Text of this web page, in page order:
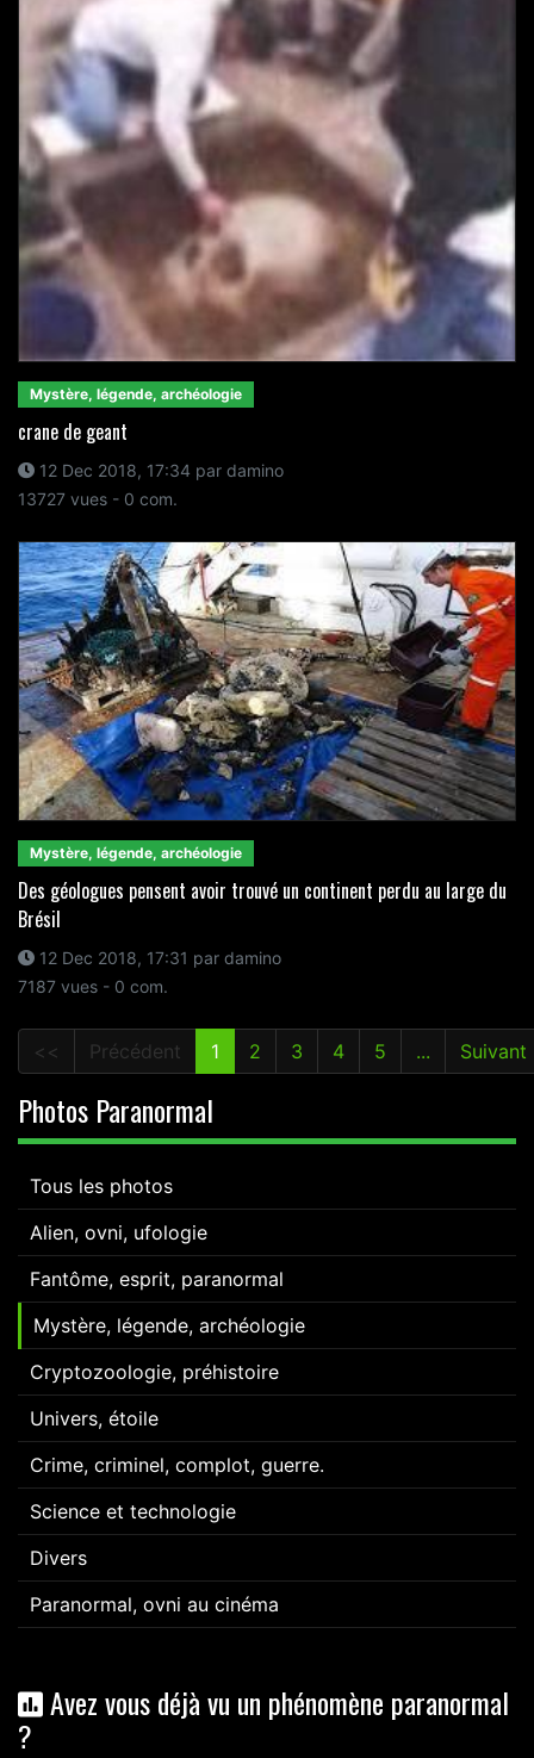
Mystère, légende, archéologie
crane de geant
12 Dec 2018, 17:34 par damino
13727 vues - 0 com.
Mystère, légende, archéologie
Des géologues pensent avoir trouvé un continent perdu au large du
Brésil
12 Dec 2018, 17:31 par damino
7187 vues - 0 com.
<< Précédent 1 2 3 4 5 ... Suivant
Photos Paranormal
Tous les photos
Alien, ovni, ufologie
Fantôme, esprit, paranormal
Mystère, légende, archéologie
Cryptozoologie, préhistoire
Univers, étoile
Crime, criminel, complot, guerre.
Science et technologie
Divers
Paranormal, ovni au cinéma
Avez vous déjà vu un phénomène paranormal
?